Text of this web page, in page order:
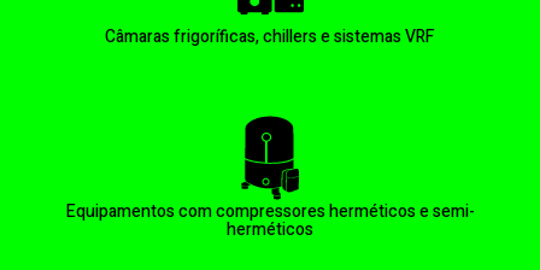
Câmaras frigoríficas, chillers e sistemas VRF
Equipamentos com compressores herméticos e semi-
herméticos